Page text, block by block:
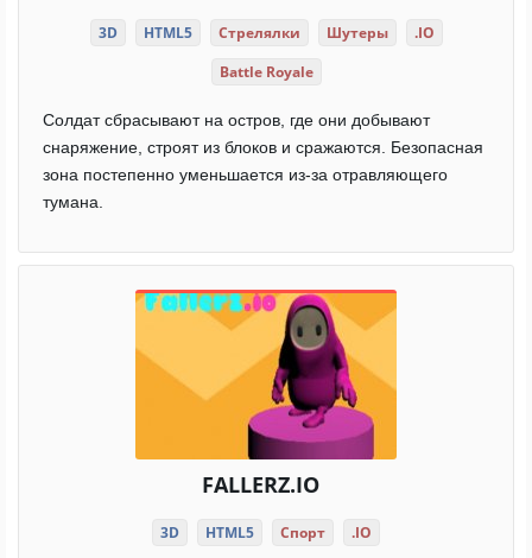
3D HTML5 Стрелялки Шутеры
.IO
Battle Royale
Солдат сбрасывают на остров, где они добывают
снаряжение, строят из блоков и сражаются. Безопасная
зона постепенно уменьшается из-за отравляющего
тумана.
FALLERZ.IO
3D HTML5 Спорт .IO